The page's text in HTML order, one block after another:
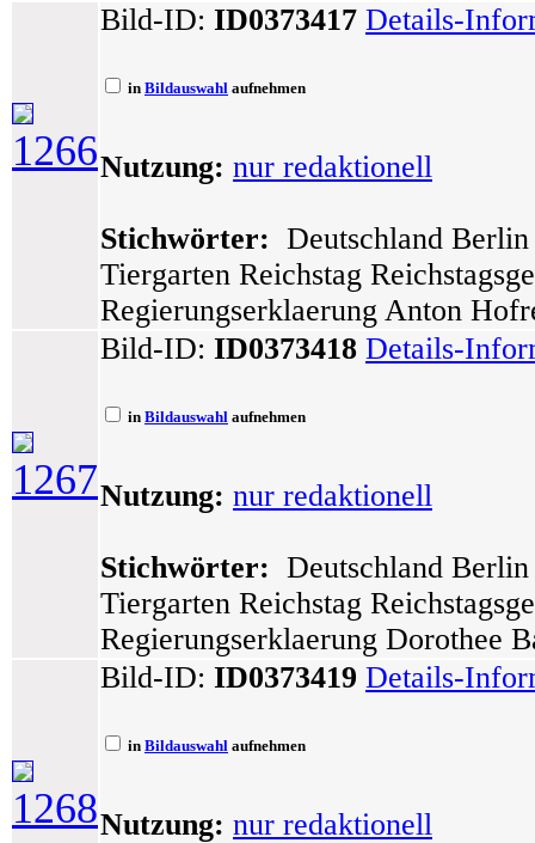
1266
Bild-ID: ID0373417 Details-
in Bildauswahl aufnehmen
Nutzung: nur redaktionell
Stichwörter: Deutschland
Tiergarten Reichstag
Regierungserklaerung Anton
1267
Bild-ID: ID0373418 Details-
in Bildauswahl aufnehmen
Nutzung: nur redaktionell
Stichwörter: Deutschland
Tiergarten Reichstag
Regierungserklaerung Dorothee
1268
Bild-ID: ID0373419 Details-
in Bildauswahl aufnehmen
Nutzung: nur redaktionell